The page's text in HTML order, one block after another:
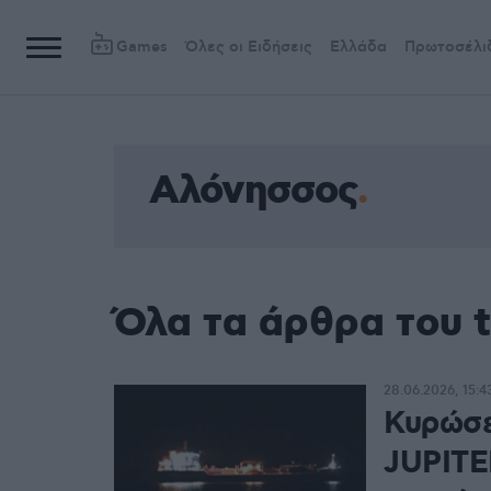
Games Όλες οι Ειδήσεις Ελλάδα
Αλόνησσος
Όλα τα άρθρα του
28.06.2026,